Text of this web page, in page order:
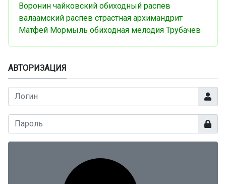
Воронин чайковский обиходный распев
валаамский распев страстная архимандрит
Матфей Мормыль обиходная мелодия Трубачев
АВТОРИЗАЦИЯ
Логин